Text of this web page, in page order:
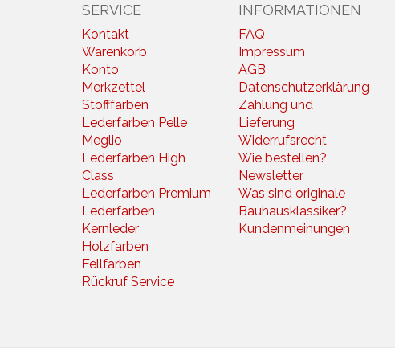
SERVICE
Kontakt
Warenkorb
Konto
Merkzettel
Stofffarben
Lederfarben Pelle
Meglio
Lederfarben High
Class
Lederfarben Premium
Lederfarben
Kernleder
Holzfarben
Fellfarben
Rückruf Service
INFORMATIONEN
FAQ
Impressum
AGB
Datenschutzerklärung
Zahlung und
Lieferung
Widerrufsrecht
Wie bestellen?
Newsletter
Was sind originale
Bauhausklassiker?
Kundenmeinungen